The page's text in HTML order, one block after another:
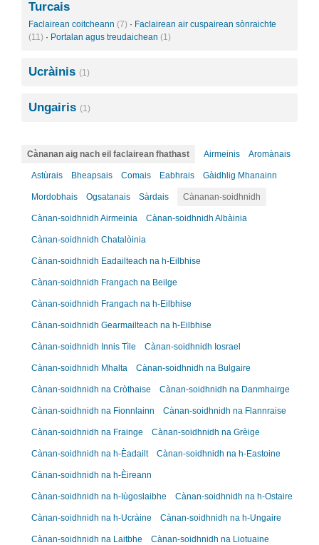
Turcais
Faclairean coitcheann (7) · Faclairean air cuspairean sònraichte
(11) · Portalan agus treudaichean (1)
Ucràinis (1)
Ungairis (1)
Cànanan aig nach eil faclairean fhathast Airmeinis Aromànais
Astùrais Bheapsais Comais Eabhrais Gàidhlig Mhanainn
Mordobhais Ogsatanais Sàrdais Cànanan-soidhnidh
Cànan-soidhnidh Airmeinia Cànan-soidhnidh Albàinia
Cànan-soidhnidh Chatalòinia
Cànan-soidhnidh Eadailteach na h-Eilbhise
Cànan-soidhnidh Frangach na Beilge
Cànan-soidhnidh Frangach na h-Eilbhise
Cànan-soidhnidh Gearmailteach na h-Eilbhise
Cànan-soidhnidh Innis Tìle Cànan-soidhnidh Iosrael
Cànan-soidhnidh Mhalta Cànan-soidhnidh na Bulgaire
Cànan-soidhnidh na Cròthaise Cànan-soidhnidh na Danmhairge
Cànan-soidhnidh na Fionnlainn Cànan-soidhnidh na Flannraise
Cànan-soidhnidh na Frainge Cànan-soidhnidh na Grèige
Cànan-soidhnidh na h-Èadailt Cànan-soidhnidh na h-Eastoine
Cànan-soidhnidh na h-Èireann
Cànan-soidhnidh na h-Iùgoslaibhe Cànan-soidhnidh na h-Ostaire
Cànan-soidhnidh na h-Ucràine Cànan-soidhnidh na h-Ungaire
Cànan-soidhnidh na Laitbhe Cànan-soidhnidh na Liotuaine